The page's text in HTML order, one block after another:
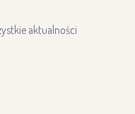
aktualności